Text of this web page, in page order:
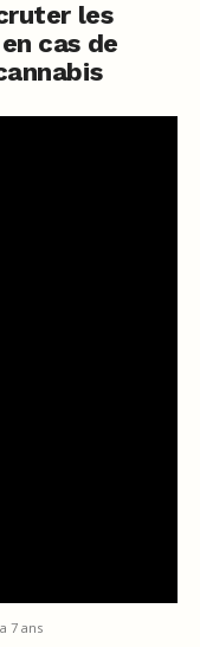
les
cas de
7 ans